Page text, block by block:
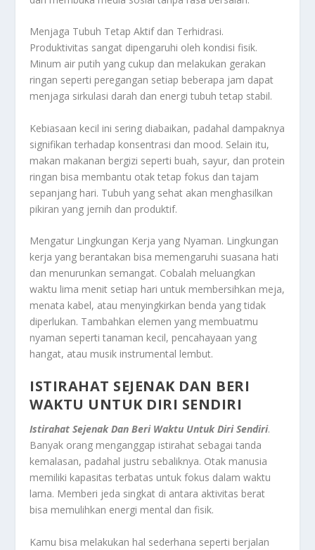
Menjaga Tubuh Tetap Aktif dan Terhidrasi.
Produktivitas sangat dipengaruhi oleh kondisi fisik.
Minum air putih yang cukup dan melakukan gerakan
ringan seperti peregangan setiap beberapa jam dapat
menjaga sirkulasi darah dan energi tubuh tetap stabil.
Kebiasaan kecil ini sering diabaikan, padahal dampaknya
signifikan terhadap konsentrasi dan mood. Selain itu,
makan makanan bergizi seperti buah, sayur, dan protein
ringan bisa membantu otak tetap fokus dan tajam
sepanjang hari. Tubuh yang sehat akan menghasilkan
pikiran yang jernih dan produktif.
Mengatur Lingkungan Kerja yang Nyaman. Lingkungan
kerja yang berantakan bisa memengaruhi suasana hati
dan menurunkan semangat. Cobalah meluangkan
waktu lima menit setiap hari untuk membersihkan meja,
menata kabel, atau menyingkirkan benda yang tidak
diperlukan. Tambahkan elemen yang membuatmu
nyaman seperti tanaman kecil, pencahayaan yang
hangat, atau musik instrumental lembut.
ISTIRAHAT SEJENAK DAN BERI
WAKTU UNTUK DIRI SENDIRI
Istirahat Sejenak Dan Beri Waktu Untuk Diri Sendiri.
Banyak orang menganggap istirahat sebagai tanda
kemalasan, padahal justru sebaliknya. Otak manusia
memiliki kapasitas terbatas untuk fokus dalam waktu
lama. Memberi jeda singkat di antara aktivitas berat
bisa memulihkan energi mental dan fisik.
Kamu bisa melakukan hal sederhana seperti berjalan